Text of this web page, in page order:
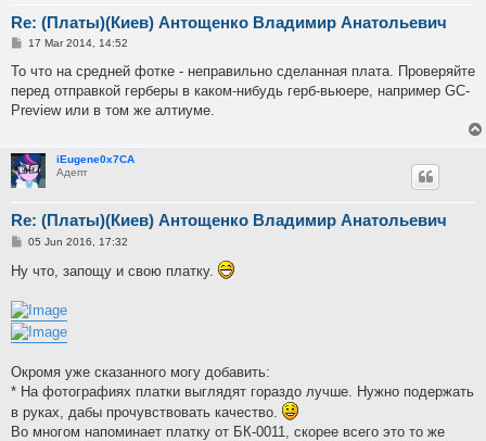
Re: (Платы)(Киев) Антощенко Владимир Анатольевич
P
s
17 Mar 2014, 14:52
То что на средней фотке - неправильно сделанная плата. Проверяйте
перед отправкой герберы в каком-нибудь герб-вьюере, например GC-
Preview или в том же алтиуме.
iEugene0x7CA
Адепт
Re: (Платы)(Киев) Антощенко Владимир Анатольевич
P
s
t
05 Jun 2016, 17:32
Ну что, запощу и свою платку.
Окромя уже сказанного могу добавить:
* На фотографиях платки выглядят гораздо лучше. Нужно подержать
в руках, дабы прочувствовать качество.
Во многом напоминает платку от БК-0011, скорее всего это то же